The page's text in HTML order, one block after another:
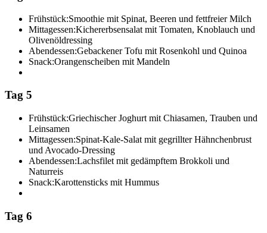
Frühstück:Smoothie mit Spinat, Beeren und fettfreier Milch
Mittagessen:Kichererbsensalat mit Tomaten, Knoblauch und
Olivenöldressing
Abendessen:Gebackener Tofu mit Rosenkohl und Quinoa
Snack:Orangenscheiben mit Mandeln
Tag 5
Frühstück:Griechischer Joghurt mit Chiasamen, Trauben und
Leinsamen
Mittagessen:Spinat-Kale-Salat mit gegrillter Hähnchenbrust
und Avocado-Dressing
Abendessen:Lachsfilet mit gedämpftem Brokkoli und
Naturreis
Snack:Karottensticks mit Hummus
Tag 6